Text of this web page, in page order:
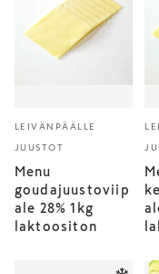
LEIVÄNPÄÄLLE
JUUSTOT
Menu
goudajuustoviip
ale 28% 1kg
laktoositon